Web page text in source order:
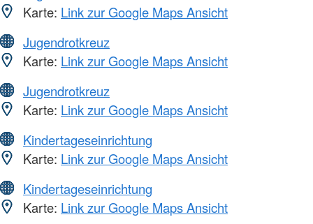
Karte: Link zur Google Maps Ansicht
Jugendrotkreuz
Karte: Link zur Google Maps Ansicht
Jugendrotkreuz
Karte: Link zur Google Maps Ansicht
Kindertageseinrichtung
Karte: Link zur Google Maps Ansicht
Kindertageseinrichtung
Karte: Link zur Google Maps Ansicht